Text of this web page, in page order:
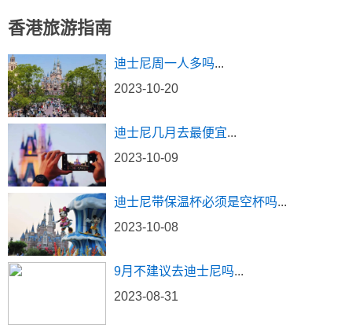
香港旅游指南
迪士尼周一人多吗...
2023-10-20
迪士尼几月去最便宜...
2023-10-09
迪士尼带保温杯必须是空杯吗...
2023-10-08
9月不建议去迪士尼吗...
2023-08-31